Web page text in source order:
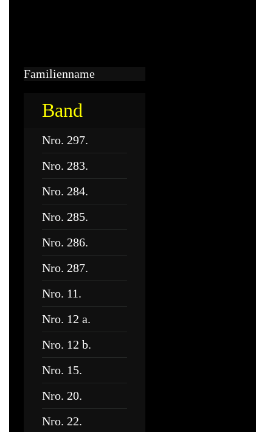
Familienname
Band
Nro. 297.
Nro. 283.
Nro. 284.
Nro. 285.
Nro. 286.
Nro. 287.
Nro. 11.
Nro. 12 a.
Nro. 12 b.
Nro. 15.
Nro. 20.
Nro. 22.